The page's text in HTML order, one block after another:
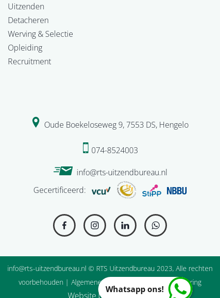
Uitzenden
Detacheren
Werving & Selectie
Opleiding
Recruitment
Oude Boekeloseweg 9,7553 DS, Hengelo
074-8524003
info@rts-uitzendbureau.nl
Gecertificeerd:
info@rts-uitzendbureau.nl © RTS Uitzendbureau 2023, Alle rechten
voorbehouden | Algemene Voorwaarden Privacyverklaring
Website by
Whatsapp ons!